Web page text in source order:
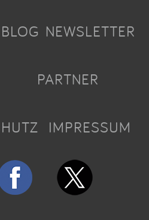
BLOG NEWSLETTER
PARTNER
IMPRESSUM